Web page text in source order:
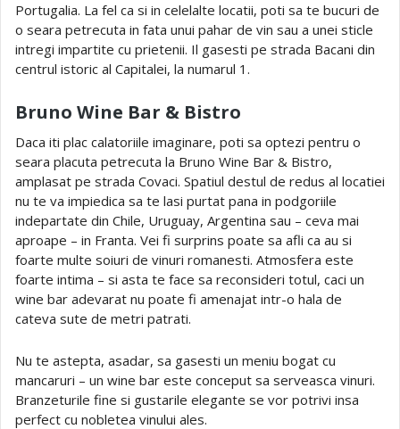
Portugalia. La fel ca si in celelalte locatii, poti sa te bucuri de
o seara petrecuta in fata unui pahar de vin sau a unei sticle
intregi impartite cu prietenii. Il gasesti pe strada Bacani din
centrul istoric al Capitalei, la numarul 1.
Bruno Wine Bar & Bistro
Daca iti plac calatoriile imaginare, poti sa optezi pentru o
seara placuta petrecuta la Bruno Wine Bar & Bistro,
amplasat pe strada Covaci. Spatiul destul de redus al locatiei
nu te va impiedica sa te lasi purtat pana in podgoriile
indepartate din Chile, Uruguay, Argentina sau – ceva mai
aproape – in Franta. Vei fi surprins poate sa afli ca au si
foarte multe soiuri de vinuri romanesti. Atmosfera este
foarte intima – si asta te face sa reconsideri totul, caci un
wine bar adevarat nu poate fi amenajat intr-o hala de
cateva sute de metri patrati.
Nu te astepta, asadar, sa gasesti un meniu bogat cu
mancaruri – un wine bar este conceput sa serveasca vinuri.
Branzeturile fine si gustarile elegante se vor potrivi insa
perfect cu nobletea vinului ales.